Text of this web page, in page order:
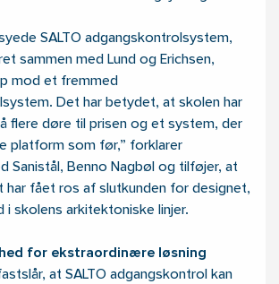
SALTO adgangskontrolsystem,
sammen med Lund og Erichsen,
mod et fremmed
Det har betydet, at skolen har
flere døre til prisen og et system, der
platform som før,” forklarer
Sanistål, Benno Nagbøl og tilføjer, at
har fået ros af slutkunden for designet,
i skolens arkitektoniske linjer.
for ekstraordinære løsning
at SALTO adgangskontrol kan